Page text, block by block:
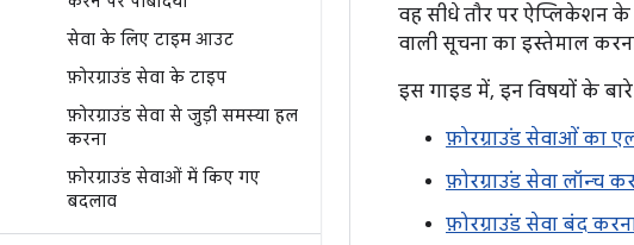
सेवा के लिए टाइम आउट
फ़ोरग्राउंड सेवा के टाइप
फ़ोरग्राउंड सेवा से जुड़ी समस्या हल
करना
फ़ोरग्राउंड सेवाओं में किए गए
बदलाव
वह सीधे तौर पर ऐप्लिकेशन के
वाली सूचना का इस्तेमाल
इस गाइड में, इन विषयों के
फ़ोरग्राउंड सेवाओं का
फ़ोरग्राउंड सेवा लॉन्च
फ़ोरग्राउंड सेवा बंद